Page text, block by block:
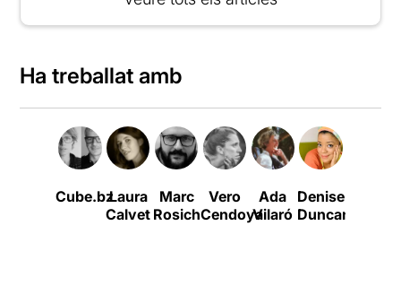
Ha treballat amb
Cube.bzLaura
Calvet
Marc
Rosich
Vero
Cendoya
Ada
Vilaró
Denise
Duncan